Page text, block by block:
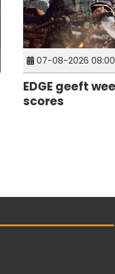
07-08-2026 08:00
EDGE geeft
scores